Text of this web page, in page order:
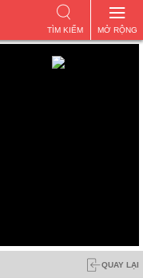
MỞ RỘNG
TÌM KIẾM
QUAY LẠI